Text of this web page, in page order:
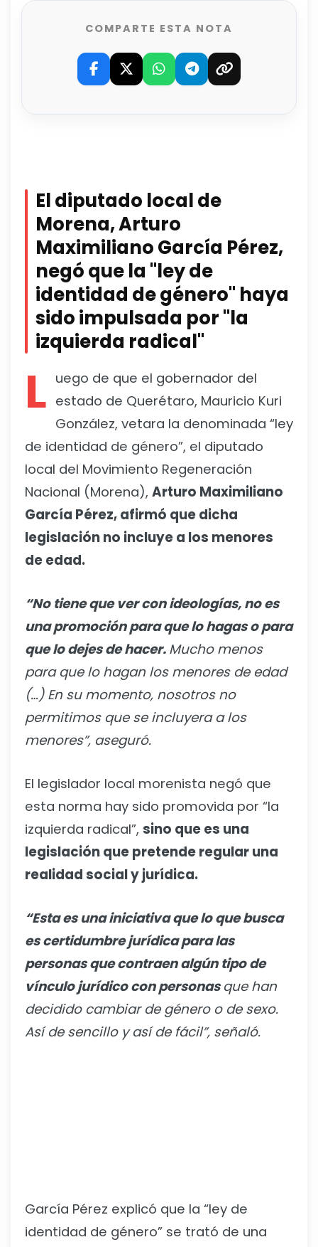
COMPARTE ESTA NOTA
El diputado local de
Morena, Arturo
Maximiliano García Pérez,
negó que la "ley de
identidad de género" haya
sido impulsada por "la
izquierda radical"
L uego de que el gobernador del
estado de Querétaro, Mauricio Kuri
González, vetara la denominada “ley
de identidad de género”, el diputado
local del Movimiento Regeneración
Nacional (Morena), Arturo Maximiliano
García Pérez, afirmó que dicha
legislación no incluye a los menores
de edad.
“No tiene que ver con ideologías, no es
una promoción para que lo hagas o para
que lo dejes de hacer. Mucho menos
para que lo hagan los menores de edad
(…) En su momento, nosotros no
permitimos que se incluyera a los
menores”, aseguró.
El legislador local morenista negó que
esta norma hay sido promovida por “la
izquierda radical”, sino que es una
legislación que pretende regular una
realidad social y jurídica.
“Esta es una iniciativa que lo que busca
es certidumbre jurídica para las
personas que contraen algún tipo de
vínculo jurídico con personasque han
decidido cambiar de género o de sexo.
Así de sencillo y así de fácil”, señaló.
García Pérez explicó que la “ley de
identidad de género” se trató de una